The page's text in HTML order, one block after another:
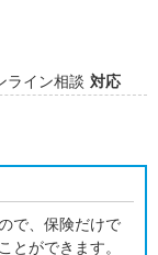
ライン相談 対応
で、保険だけで
とができます。